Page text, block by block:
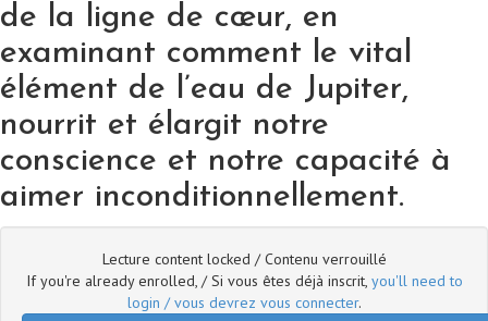
de la ligne de cœur, en
examinant comment le vital
élément de l’eau de Jupiter,
nourrit et élargit notre
conscience et notre capacité à
aimer inconditionnellement.
Lecture content locked / Contenu verrouillé
If you're already enrolled, / Si vous êtes déjà inscrit, you'll need to
login / vous devrez vous connecter.